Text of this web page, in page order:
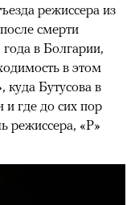
режиссера из
смерти
года в Болгарии,
в этом
куда Бутусова в
и где до сих пор
режиссера, «Р»